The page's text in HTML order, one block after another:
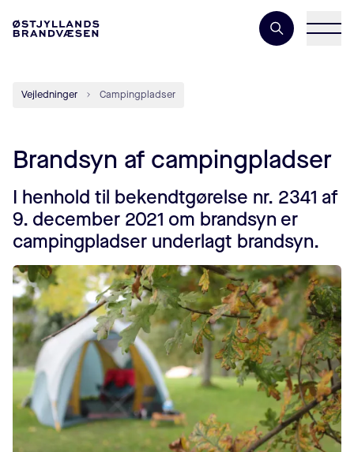
Søgeord
Vejledninger Campingpladser
Brandsyn af campingpladser
I henhold til bekendtgørelse nr. 2341 af
9. december 2021 om brandsyn er
campingpladser underlagt brandsyn.